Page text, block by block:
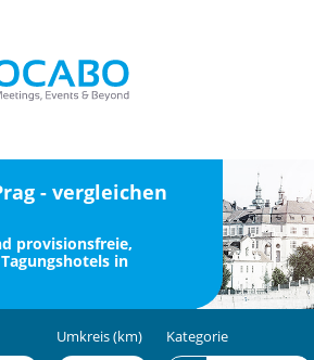
- vergleichen
provisionsfreie,
in
Umkreis (km)
Kategorie